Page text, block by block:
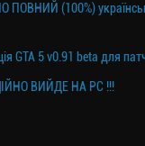
(100%)
GTA 5 v0.91 beta для
ВИЙДЕ НА PC !!!